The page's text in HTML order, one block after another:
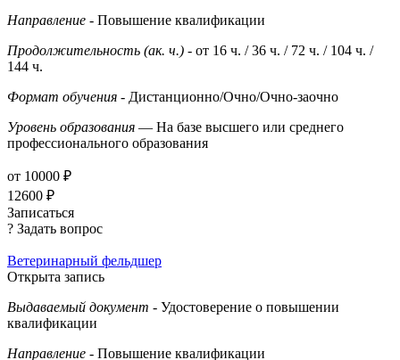
Направление - Повышение квалификации
Продолжительность (ак. ч.) - от 16 ч. / 36 ч. / 72 ч. / 104 ч. /
144 ч.
Формат обучения - Дистанционно/Очно/Очно-заочно
Уровень образования — На базе высшего или среднего
профессионального образования
от 10000 ₽
12600 ₽
Записаться
? Задать вопрос
Ветеринарный фельдшер
Открыта запись
Выдаваемый документ - Удостоверение о повышении
квалификации
Направление - Повышение квалификации